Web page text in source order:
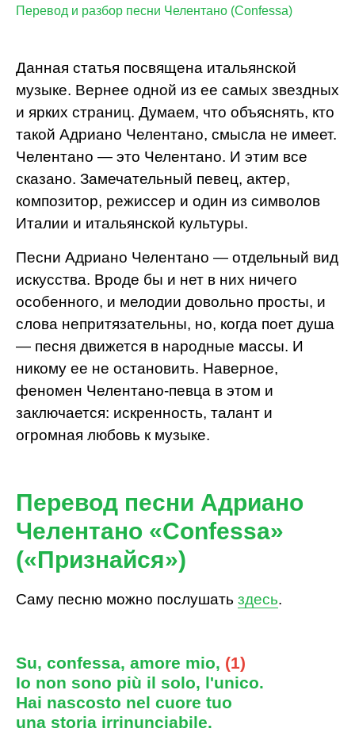
Перевод и разбор песни Челентано (Confessa)
Данная статья посвящена итальянской
музыке. Вернее одной из ее самых звездных
и ярких страниц. Думаем, что объяснять, кто
такой Адриано Челентано, смысла не имеет.
Челентано — это Челентано. И этим все
сказано. Замечательный певец, актер,
композитор, режиссер и один из символов
Италии и итальянской культуры.
Песни Адриано Челентано — отдельный вид
искусства. Вроде бы и нет в них ничего
особенного, и мелодии довольно просты, и
слова непритязательны, но, когда поет душа
— песня движется в народные массы. И
никому ее не остановить. Наверное,
феномен Челентано-певца в этом и
заключается: искренность, талант и
огромная любовь к музыке.
Перевод песни Адриано
Челентано «Confessa»
(«Признайся»)
Саму песню можно послушать здесь.
Su, confessa, amore mio, (1)
Io non sono più il solo, l'unico.
Hai nascosto nel cuore tuo
una storia irrinunciabile.